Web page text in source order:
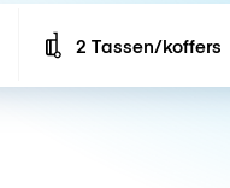
Number of bags
2 Tassen/koffers